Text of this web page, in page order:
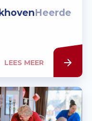
Heerde
LEES MEER